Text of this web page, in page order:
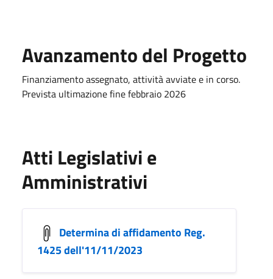
Avanzamento del Progetto
Finanziamento assegnato, attività avviate e in corso.
Prevista ultimazione fine febbraio 2026
Atti Legislativi e
Amministrativi
Determina di affidamento Reg.
1425 dell'11/11/2023